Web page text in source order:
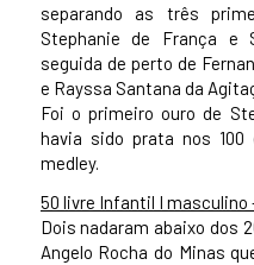
separando as três
Stephanie de França e
seguida de perto de
e Rayssa Santana da
Foi o primeiro ouro de
havia sido prata nos
medley.
50 livre Infantil I masculino
Dois nadaram abaixo dos
Angelo Rocha do Minas